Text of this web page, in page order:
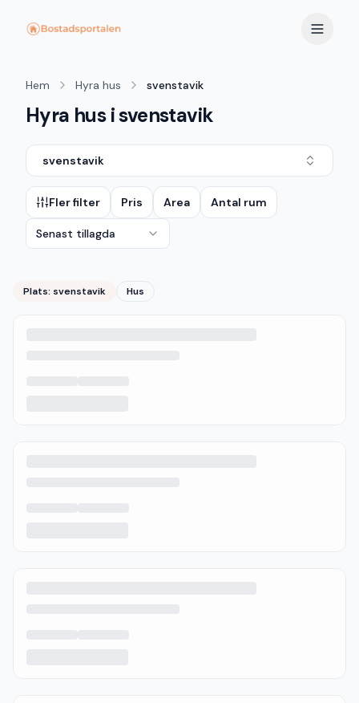
Hem Hyra hus svenstavik
Hyra hus i svenstavik
svenstavik
Fler filter Pris Area Antal rum
Senast tillagda
Plats: svenstavik Hus